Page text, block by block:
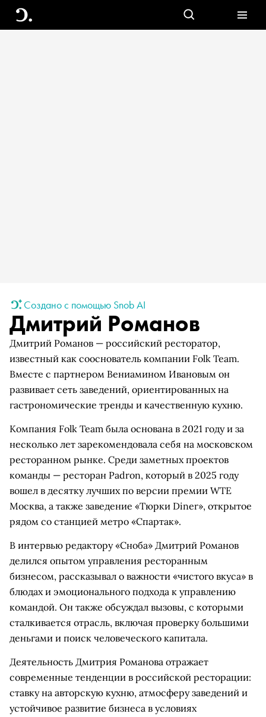
Создано с помощью Snob AI
Дмитрий Романов
Дмитрий Романов — российский ресторатор,
известный как сооснователь компании Folk Team.
Вместе с партнером Вениамином Ивановым он
развивает сеть заведений, ориентированных на
гастрономические тренды и качественную кухню.
Компания Folk Team была основана в 2021 году и за
несколько лет зарекомендовала себя на московском
ресторанном рынке. Среди заметных проектов
команды — ресторан Padron, который в 2025 году
вошел в десятку лучших по версии премии WTE
Москва, а также заведение «Тюрки Diner», открытое
рядом со станцией метро «Спартак».
В интервью редактору «Сноба» Дмитрий Романов
делился опытом управления ресторанным
бизнесом, рассказывал о важности «чистого вкуса» в
блюдах и эмоционального подхода к управлению
командой. Он также обсуждал вызовы, с которыми
сталкивается отрасль, включая проверку большими
деньгами и поиск человеческого капитала.
Деятельность Дмитрия Романова отражает
современные тенденции в российской ресторации:
ставку на авторскую кухню, атмосферу заведений и
устойчивое развитие бизнеса в условиях